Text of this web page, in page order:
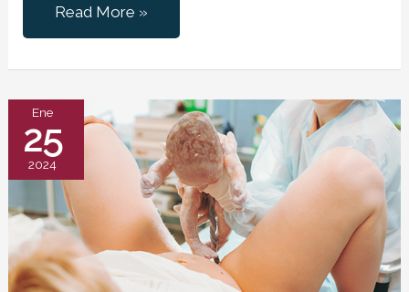
Negligencias
Médicas
Posibles
errores
durante
el
proceso
Read More »
Ene
25
2024